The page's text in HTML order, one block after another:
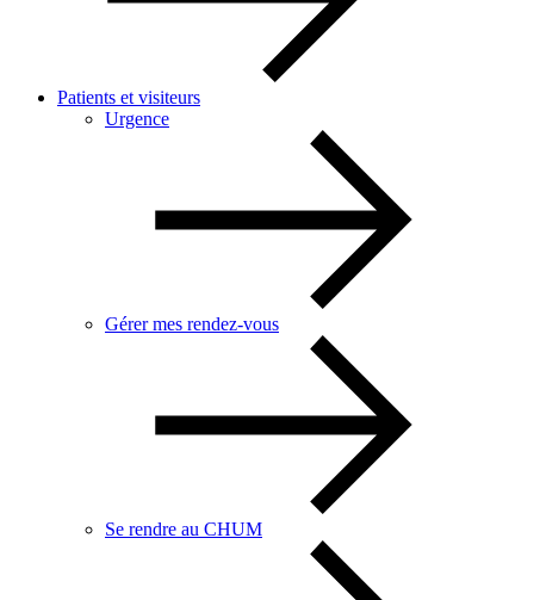
Patients et visiteurs
Urgence
Gérer mes rendez-vous
Se rendre au CHUM